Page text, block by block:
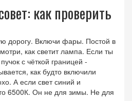
как проверить
дорогу. Включи фары. Постой в
как светит лампа. Если ты
с чёткой границей -
как будто включили
А если свет синий и
6500К. Он не для зимы. Не для